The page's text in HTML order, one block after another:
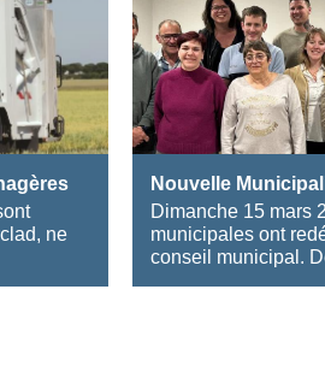
ne
Nouvelle
Dimanche 15 mars
municipales ont
conseil municipal.